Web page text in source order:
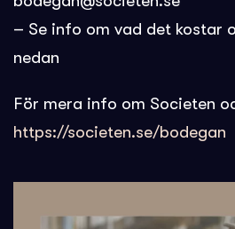
– Se info om vad det kostar
nedan
För mera info om Societen
https://societen.se/bodegan